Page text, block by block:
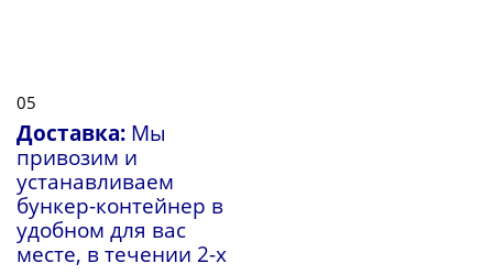
05
Доставка: Мы
привозим и
устанавливаем
бункер-контейнер в
удобном для вас
месте, в течении 2-х